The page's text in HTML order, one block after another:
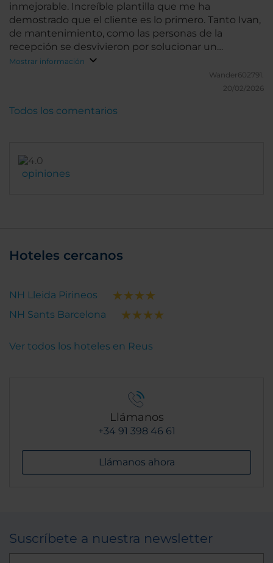
inmejorable. Increíble plantilla que me ha
demostrado que el cliente es lo primero. Tanto Ivan,
de mantenimiento, como las personas de la
recepción se desvivieron por solucionar un
pequeño problema, y lo hicieron de forma
Mostrar información
Wander602791.
20/02/2026
opiniones
Todos los comentarios
Hoteles cercanos
NH Lleida Pirineos
NH Sants Barcelona
Ver todos los hoteles en Reus
Llámanos
+34 91 398 46 61
Llámanos ahora
Suscríbete a nuestra newsletter